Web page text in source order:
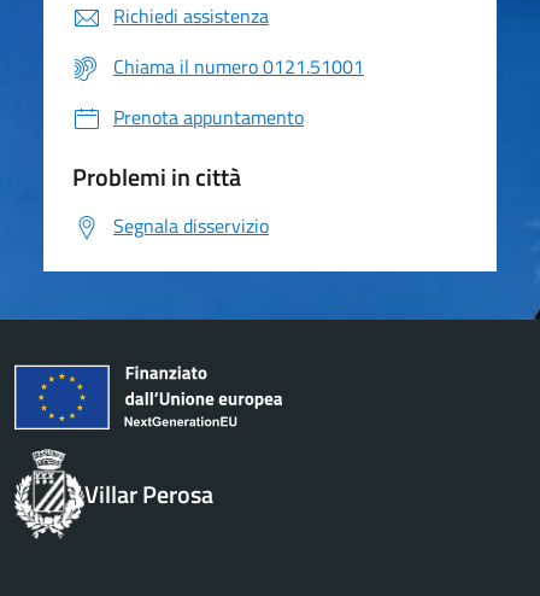
Richiedi assistenza
Chiama il numero 0121.51001
Prenota appuntamento
Problemi in città
Segnala disservizio
Villar Perosa